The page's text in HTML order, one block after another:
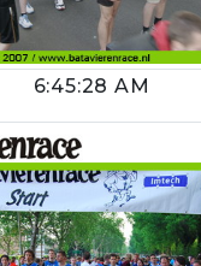
6:45:28 AM